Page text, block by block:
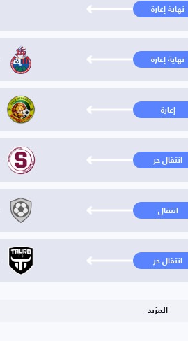
نهاية إعارة
نهاية إعارة
إعارة
انتقال حر
انتقال
انتقال حر
المزيد